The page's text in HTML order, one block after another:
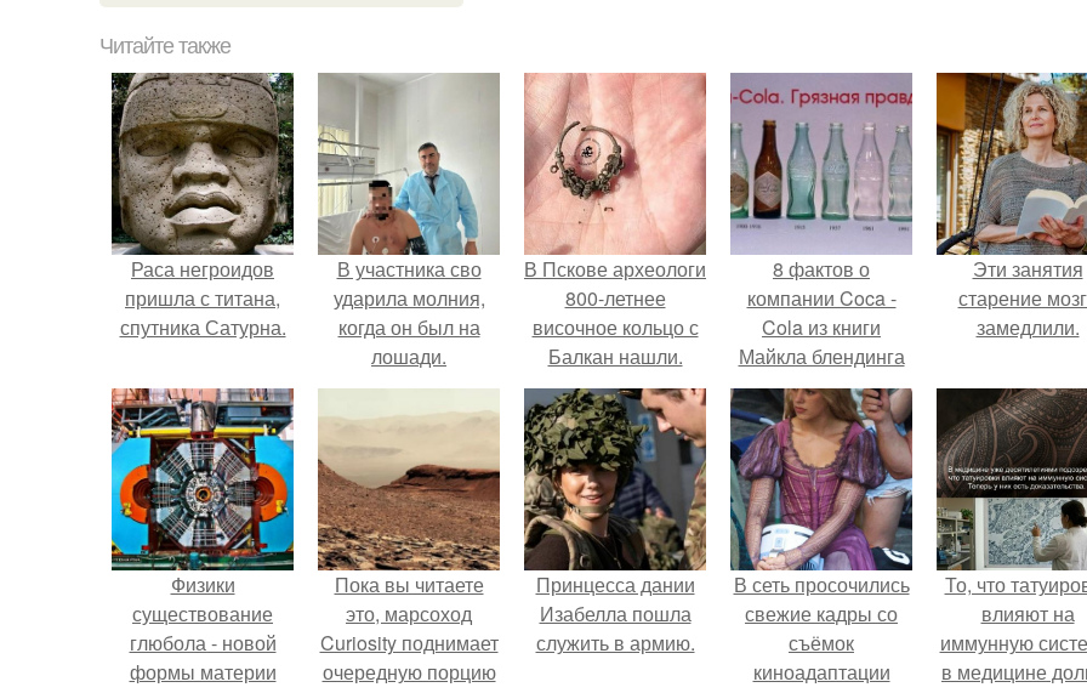
Читайте также
Раса негроидов
пришла с титана,
спутника Сатурна.
В участника сво
ударила молния,
когда он был на
лошади.
В Пскове археологи
800-летнее
височное кольцо с
Балкан нашли.
8 фактов о
компании Coca -
Cola из книги
Майкла блендинга
"Coca - Cola.
Эти занятия
старение
замедлили.
Физики
существование
глюбола - новой
формы материи
Пока вы читаете
это, марсоход
Curiosity поднимает
очередную порцию
Принцесса дании
Изабелла пошла
служить в армию.
В сеть просочились
свежие кадры со
съёмок
киноадаптации
То, что
влияют на
иммунную
в медицине